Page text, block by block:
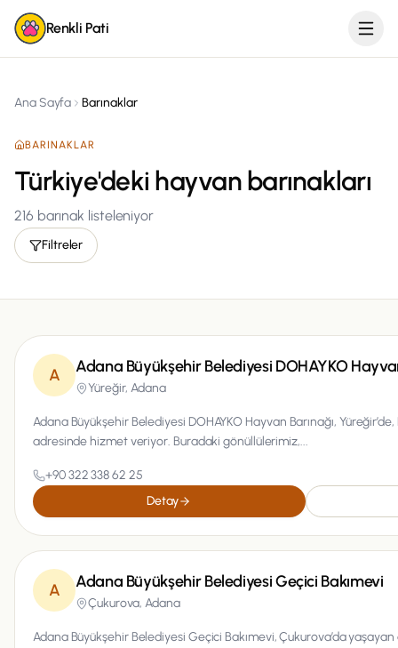
Renkli Pati
Ana Sayfa Barınaklar
BARINAKLAR
Türkiye'deki hayvan barınakları
216 barınak listeleniyor
Filtreler
A Adana Büyükşehir Belediyesi DOHAYKO
Yüreğir,Adana
Adana Büyükşehir Belediyesi DOHAYKO Hayvan Barınağı,
adresinde hizmet veriyor. Buradaki gönüllülerimiz,...
+90 322 338 62 25
Detay
A Adana Büyükşehir Belediyesi Geçici Bakımevi
Çukurova,Adana
Adana Büyükşehir Belediyesi Geçici Bakımevi, Çukurova’da